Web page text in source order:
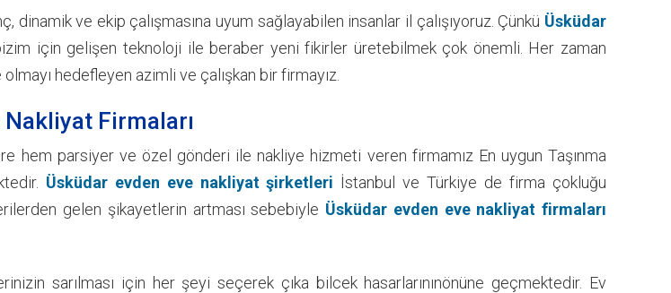
dinamik ve ekip çalışmasına uyum sağlayabilen insanlar il çalışıyoruz. Çünkü Üsküdar
için gelişen teknoloji ile beraber yeni fikirler üretebilmek çok önemli. Her zaman
hedefleyen azimli ve çalışkan bir firmayız.
Firmaları
hem parsiyer ve özel gönderi ile nakliye hizmeti veren firmamız En uygun Taşınma
Üsküdar evden eve nakliyat şirketleri İstanbul ve Türkiye de firma çokluğu
gelen şikayetlerin artması sebebiyle Üsküdar evden eve nakliyat firmaları
sarılması için her şeyi seçerek çıka bilcek hasarlarınınönüne geçmektedir. Ev